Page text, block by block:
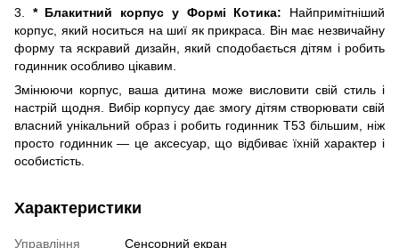
3. * Блакитний корпус у Формі Котика: Найпримітніший
корпус, який носиться на шиї як прикраса. Він має незвичайну
форму та яскравий дизайн, який сподобається дітям і робить
годинник особливо цікавим.
Змінюючи корпус, ваша дитина може висловити свій стиль і
настрій щодня. Вибір корпусу дає змогу дітям створювати свій
власний унікальний образ і робить годинник T53 більшим, ніж
просто годинник — це аксесуар, що відбиває їхній характер і
особистість.
Характеристики
Управління Сенсорний екран